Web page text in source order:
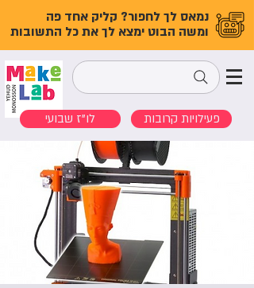
נמאס לך לחפור? קליק אחד פה
ומשה הבוט ימצא לך את כל התשובות
לו"ז שבועי פעילויות קרובות